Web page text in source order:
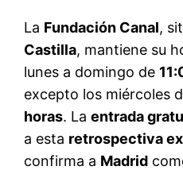
La Fundación Canal,
Castilla, mantiene su
lunes a domingo de
excepto los miércoles
horas. Laentrada
a esta retrospectiva
confirma a Madrid